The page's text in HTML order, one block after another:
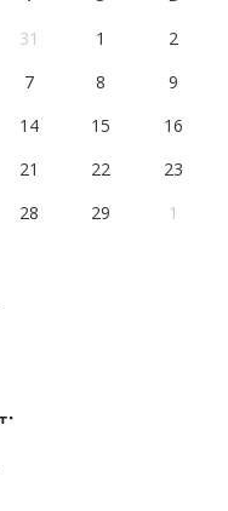
31 1
2
7 8
9
14 15
16
21 22
23
28 29 1